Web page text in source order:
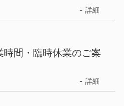
詳細
間・臨時休業のご案
詳細